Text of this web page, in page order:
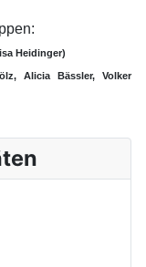
Heidinger)
Alicia Bässler, Volker